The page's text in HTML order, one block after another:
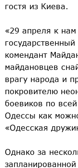
гостя из Киева.
«29 апреля к
комендант
майдановцев
врагу народа и
покровителю
боевиков по
Одессы как
«Одесская
Однако за